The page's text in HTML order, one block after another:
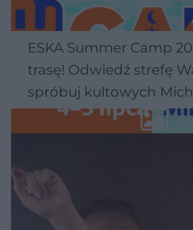
ESKA Summer Camp
trasę! Odwiedź strefę
spróbuj kultowych
Wawelu